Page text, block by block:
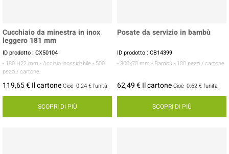
Cucchiaio da minestra in inox
leggero 181 mm
ID prodotto : CX50104
- 180 H22 mm - Acciaio inossidabile - 500
pezzi / cartone
119,65 € Il cartoneCioè 0.24 € l'unità
SCOPRI DI PIÙ
Posate da servizio in bambù
ID prodotto : CB14399
- 300x70 mm - Bambù - 100 pezzi / cartone
62,49 € Il cartoneCioè 0.62 € l'unità
SCOPRI DI PIÙ